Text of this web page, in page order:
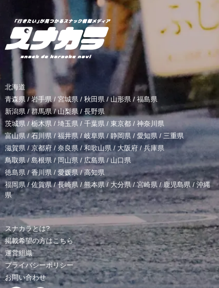
北海道
青森県 / 岩手県/ 宮城県 / 秋田県 / 山形県/ 福島県
新潟県 /群馬県/山梨県 / 長野県
茨城県 / 栃木県 / 埼玉県 / 千葉県 / 東京都 / 神奈川県
富山県 /石川県/福井県/岐阜県 / 静岡県 / 愛知県 / 三重県
滋賀県 / 京都府 / 奈良県 / 和歌山県/ 大阪府 /兵庫県
鳥取県/ 島根県 /岡山県/ 広島県 / 山口県
徳島県 /香川県 / 愛媛県/高知県
福岡県/佐賀県/長崎県 /熊本県/ 大分県/宮崎県 /鹿児島県 / 沖縄
県
スナカラとは?
掲載希望の方はこちら
運営組織
プライバシーポリシー
お問い合わせ